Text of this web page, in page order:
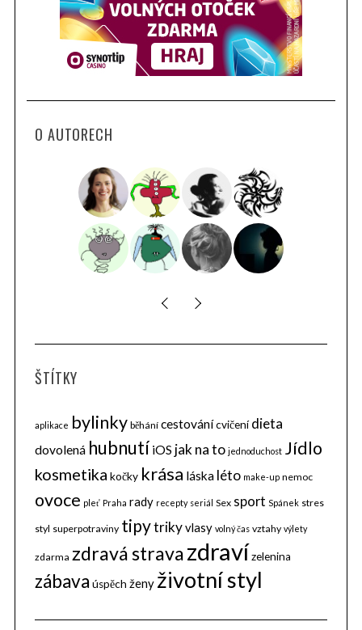
O AUTORECH
ŠTÍTKY
aplikace bylinky běhání cestovánícvičení dieta
dovolená hubnutí iOS jak na to jednoduchost Jídlo
kosmetika kočky krása láska léto make-up nemoc
ovoce pleť Praha rady recepty seriál Sex sport Spánek stres
styl superpotraviny tipytrikyvlasy volný čas vztahy výlety
zdarma zdravá stravazdravízelenina
zábava úspěch ženy životní styl